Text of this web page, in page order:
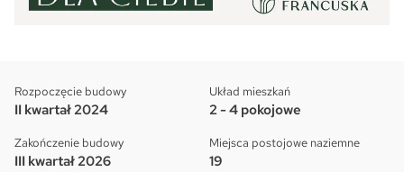
Rozpoczęcie budowy
II kwartał 2024
Zakończenie budowy
III kwartał 2026
Układ mieszkań
2 - 4 pokojowe
Miejsca postojowe naziemne
19